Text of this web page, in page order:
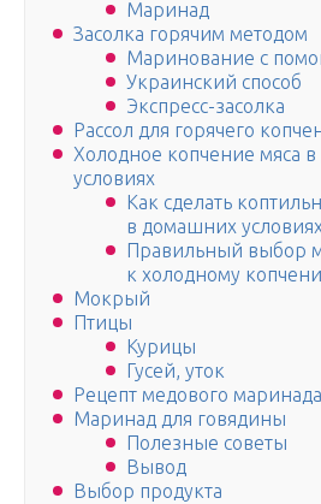
Маринад
Засолка горячим методом
Маринование с
Украинский способ
Экспресс-засолка
Рассол для горячего
Холодное копчение мяса
условиях
Как сделать
в домашних
Правильный выбор
к холодному
Мокрый
Птицы
Курицы
Гусей, уток
Рецепт медового маринада
Маринад для говядины
Полезные советы
Вывод
Выбор продукта